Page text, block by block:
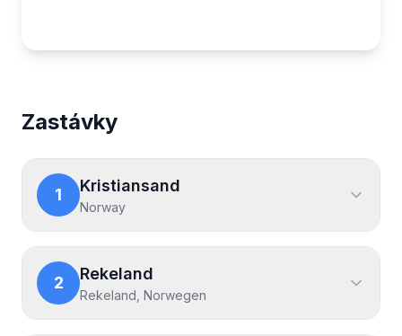
Zastávky
1 Kristiansand
Norway
2 Rekeland
Rekeland, Norwegen